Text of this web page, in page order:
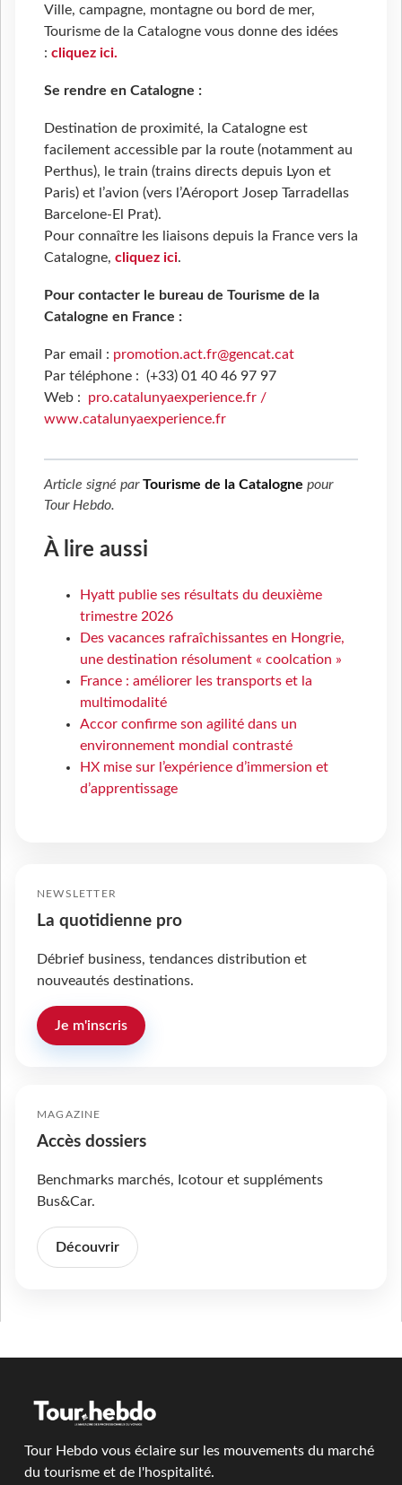
Ville, campagne, montagne ou bord de mer,
Tourisme de la Catalogne vous donne des idées
: cliquez ici.
Se rendre en Catalogne :
Destination de proximité, la Catalogne est
facilement accessible par la route (notamment au
Perthus), le train (trains directs depuis Lyon et
Paris) et l’avion (vers l’Aéroport Josep Tarradellas
Barcelone-El Prat).
Pour connaître les liaisons depuis la France vers la
Catalogne, cliquez ici.
Pour contacter le bureau de Tourisme de la
Catalogne en France :
Par email : promotion.act.fr@gencat.cat
Par téléphone : (+33) 01 40 46 97 97
Web : pro.catalunyaexperience.fr /
www.catalunyaexperience.fr
Article signé parTourisme de la Catalogne pour
Tour Hebdo.
À lire aussi
Hyatt publie ses résultats du deuxième
trimestre 2026
Des vacances rafraîchissantes en Hongrie,
une destination résolument « coolcation »
France : améliorer les transports et la
multimodalité
Accor confirme son agilité dans un
environnement mondial contrasté
HX mise sur l’expérience d’immersion et
d’apprentissage
NEWSLETTER
La quotidienne pro
Débrief business, tendances distribution et
nouveautés destinations.
Je m'inscris
MAGAZINE
Accès dossiers
Benchmarks marchés, Icotour et suppléments
Bus&Car.
Découvrir
Tour Hebdo vous éclaire sur les mouvements du marché
du tourisme et de l'hospitalité.